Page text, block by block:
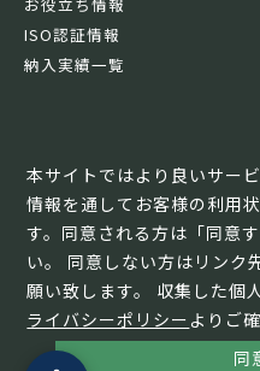
本サイトではより良いサー
情報を通してお客様の利用
す。同意される方は「同意
い。 同意しない方はリンク
願い致します。 収集した個
ライバシーポリシー よりご
同
ISO認証情報
納入実績一覧